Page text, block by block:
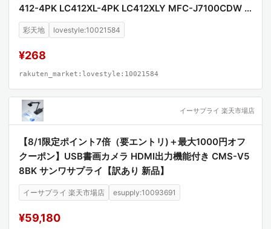
412-4PK LC412XL-4PK LC412XLY MFC-J7100CDW L
C 412 MFC-J7300CDW MFCJ7100CDW MFCJ7300C
DW)
彩天地 lovestyle:10021584
¥268
rakuten_market:lovestyle:10021584
イーサプライ 楽天市場店
【8/1限定ポイント7倍（要エントリ)＋最大1000円オフ
クーポン】USB書画カメラ HDMI出力機能付き CMS-V5
8BK サンワサプライ【訳あり 新品】
イーサプライ 楽天市場店 esupply:10093691
¥59,180